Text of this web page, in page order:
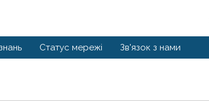
Статус мережі Зв'язок з нами